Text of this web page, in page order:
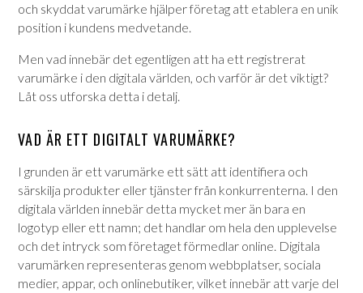
och skyddat varumärke hjälper företag att etablera en unik
position i kundens medvetande.
Men vad innebär det egentligen att ha ett registrerat
varumärke i den digitala världen, och varför är det viktigt?
Låt oss utforska detta i detalj.
VAD ÄR ETT DIGITALT VARUMÄRKE?
I grunden är ett varumärke ett sätt att identifiera och
särskilja produkter eller tjänster från konkurrenterna. I den
digitala världen innebär detta mycket mer än bara en
logotyp eller ett namn; det handlar om hela den upplevelse
och det intryck som företaget förmedlar online. Digitala
varumärken representeras genom webbplatser, sociala
medier, appar, och onlinebutiker, vilket innebär att varje del